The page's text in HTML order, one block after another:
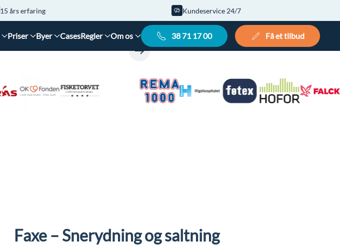
15 års erfaring Kundeservice 24/7
Priser Byer CasesRegler Om os 38 71 17 00 Få et tilbud
Faxe – Snerydning og saltning